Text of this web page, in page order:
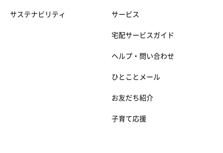
サステナビリティ サービス
宅配サービスガイド
ヘルプ・問い合わせ
ひとことメール
お友だち紹介
子育て応援